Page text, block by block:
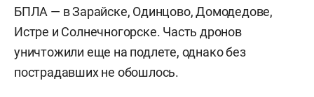
БПЛА — в Зарайске, Одинцово, Домодедове,
Истре и Солнечногорске. Часть дронов
уничтожили еще на подлете, однако без
пострадавших не обошлось.